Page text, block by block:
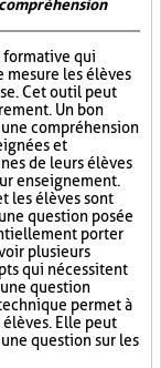
qui
mesure les élèves
Cet outil peut
Un bon
compréhension
et
de leurs élèves
enseignement.
les élèves sont
question posée
porter
plusieurs
qui nécessitent
question
permet à
Elle peut
question sur les